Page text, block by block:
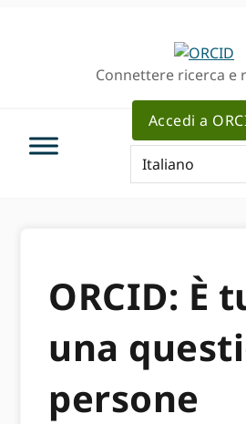
Connettere ricerca e
Accedi a
ORCID: È
una
persone